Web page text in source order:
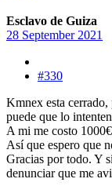
Esclavo de Guiza
28 September 2021
#330
Kmnex esta
puede que lo
A mi me costo
Así que espero que
Gracias por todo. Y
denunciar que me